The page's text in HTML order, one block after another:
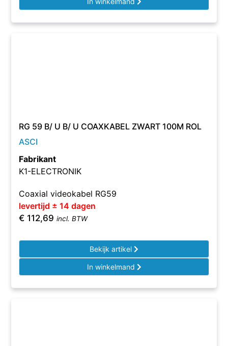
RG 59 B/ U B/ U COAXKABEL ZWART 100M ROL
ASCI
Fabrikant
K1-ELECTRONIK
Coaxial videokabel RG59
levertijd ± 14 dagen
€ 112,69 incl. BTW
Bekijk artikel
In winkelmand